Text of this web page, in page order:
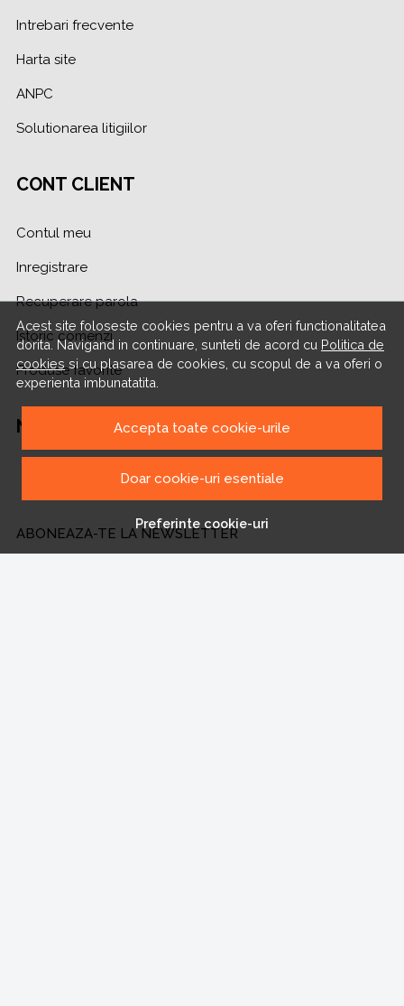
Acest site foloseste cookies pentru a va oferi functionalitatea
dorita. Navigand in continuare, sunteti de acord cu Politica de
cookies si cu plasarea de cookies, cu scopul de a va oferi o
experienta imbunatatita.
Accepta toate cookie-urile
Doar cookie-uri esentiale
Preferinte cookie-uri
Intrebari frecvente
Harta site
ANPC
Solutionarea litigiilor
CONT CLIENT
Contul meu
Inregistrare
Recuperare parola
Istoric comenzi
Produse favorite
NE GASESTI PE
ABONEAZA-TE LA NEWSLETTER